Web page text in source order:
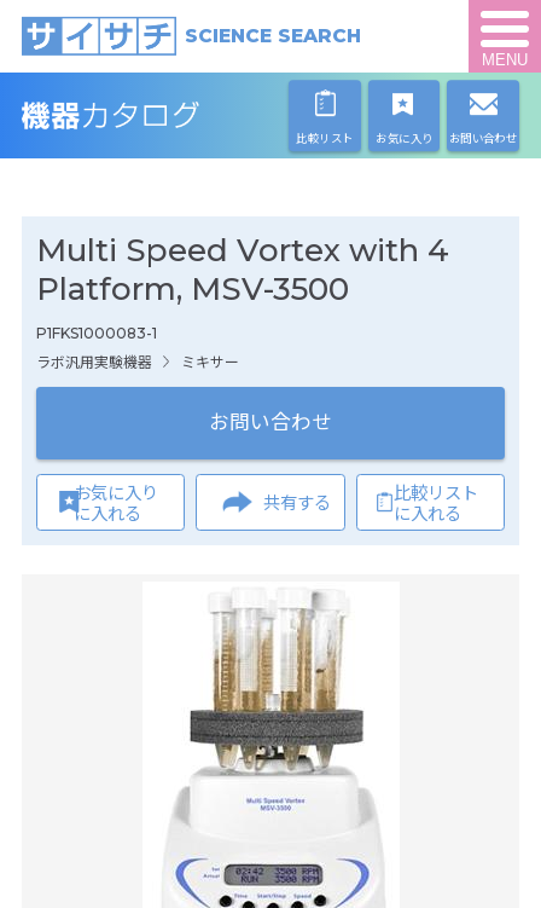
SCIENCE SEARCH
MENU
比較リスト お気に入り お問い合わせ
Multi Speed Vortex with 4
Platform, MSV-3500
P1FKS1000083-1
ラボ汎用実験機器
ミキサー
お問い合わせ
お気に入り
に入れる
共有する
比較リスト
に入れる